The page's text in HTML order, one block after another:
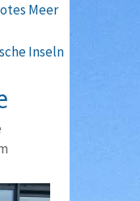
Meer
Inseln